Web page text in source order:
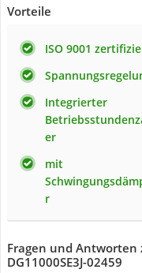
Vorteile
ISO 9001
Integrierter
er
mit
r
Fragen und
DG11000SE3J-02459